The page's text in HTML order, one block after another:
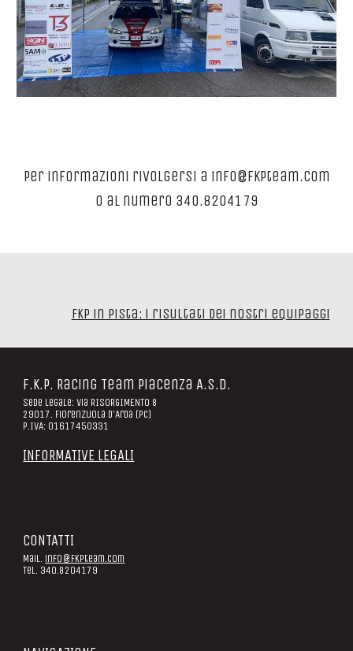
Per informazioni rivolgersi a info@fkpteam.com
o al numero 340.8204179
FKP in pista: i risultati dei nostri equipaggi
F.K.P. Racing Team Piacenza A.S.D.
Sede legale: Via RISORGIMENTO 8
29017. Fiorenzuola D'Arda (PC)
P.IVA: 01617450331
INFORMATIVE LEGALI
CONTATTI
Mail. info@fkpteam.com
Tel. 340.8204179